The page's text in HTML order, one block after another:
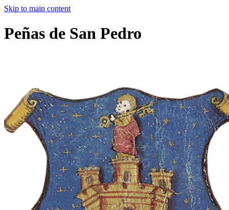
Skip to main content
Peñas de San Pedro